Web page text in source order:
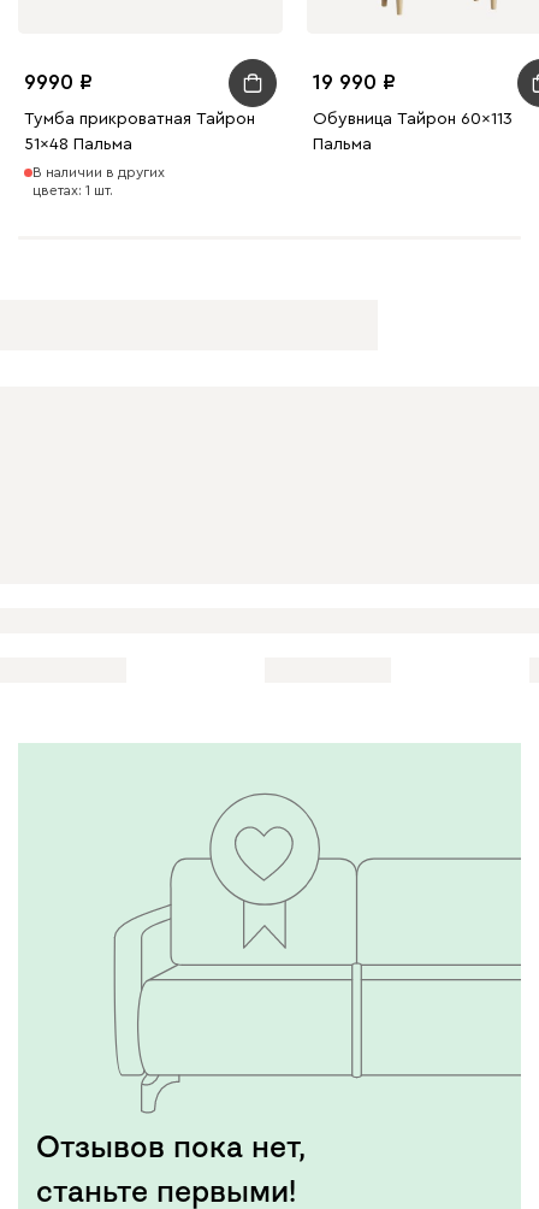
9990
Тумба прикроватная Тайрон
51x48 Пальма ​
В наличии в других
цветах: 1 шт.
19 990
Обувница Тайрон 60x113
Пальма ​
Отзывов пока нет,
станьте первыми!